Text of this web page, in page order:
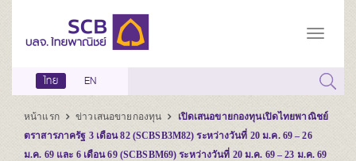
ไทย EN
หน้าแรก ข่าวเสนอขายกองทุน
เปิดเสนอขายกองทุนเปิดไทยพาณิชย์
ตราสารภาครัฐ 3 เดือน 82 (SCBSB3M82) ระหว่างวันที่ 20 ม.ค. 69 – 26
ม.ค. 69 และ 6 เดือน 69 (SCBSBM69) ระหว่างวันที่ 20 ม.ค. 69 – 23 ม.ค. 69